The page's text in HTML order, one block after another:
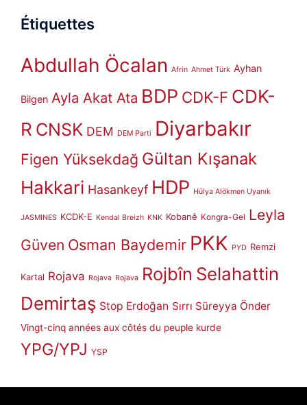
Étiquettes
Abdullah Öcalan Afrin Ahmet Türk Ayhan
Bilgen Ayla Akat Ata BDP CDK-F CDK-
R CNSK DEM DEM Parti Diyarbakır
Figen Yüksekdağ Gültan Kışanak
Hakkari Hasankeyf HDP Hülya Alökmen Uyanık
JASMINES KCDK-E Kendal Breizh KNK Kobanê Kongra-Gel Leyla
Güven Osman Baydemir PKK PYD Remzi
Kartal Rojava Rojava Rojava Rojbîn Selahattin
Demirtaş Stop Erdoğan Sırrı Süreyya Önder
Vingt-cinq années aux côtés du peuple kurde
YPG/YPJ YSP